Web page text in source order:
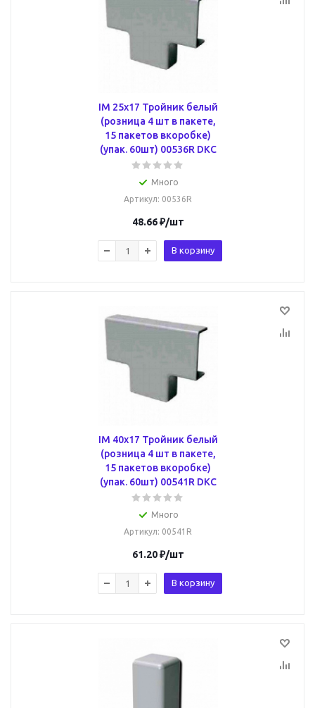
IM 25x17 Тройник белый
(розница 4 шт в пакете,
15 пакетов вкоробке)
(упак. 60шт) 00536R DKC
Много
Артикул: 00536R
48.66₽/шт
В корзину
IM 40x17 Тройник белый
(розница 4 шт в пакете,
15 пакетов вкоробке)
(упак. 60шт) 00541R DKC
Много
Артикул: 00541R
61.20₽/шт
В корзину